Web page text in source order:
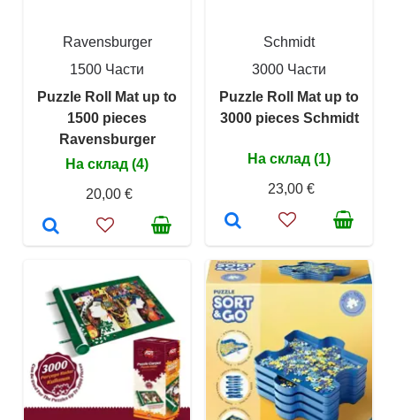
Ravensburger
1500 Части
Puzzle Roll Mat up to
1500 pieces
Ravensburger
На склад (4)
20,00 €
Schmidt
3000 Части
Puzzle Roll Mat up to
3000 pieces Schmidt
На склад (1)
23,00 €